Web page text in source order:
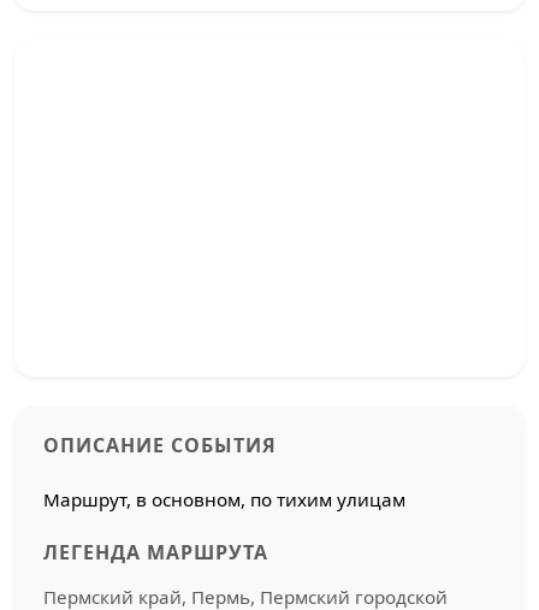
ОПИСАНИЕ СОБЫТИЯ
Маршрут, в основном, по тихим улицам
ЛЕГЕНДА МАРШРУТА
Пермский край, Пермь, Пермский городской